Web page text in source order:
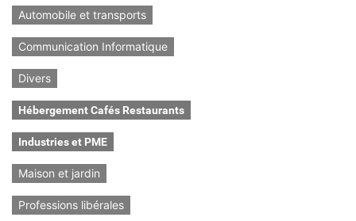
Automobile et transports
Communication Informatique
Divers
Hébergement Cafés Restaurants
Industries et PME
Maison et jardin
Professions libérales